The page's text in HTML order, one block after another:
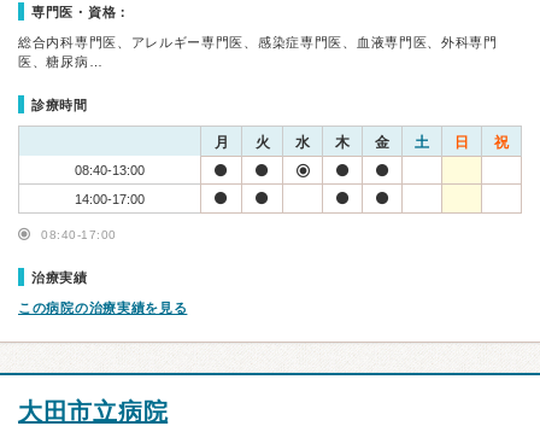
専門医・資格：
総合内科専門医、アレルギー専門医、感染症専門医、血液専門医、外科専門
医、糖尿病…
診療時間
月 火 水 木 金 土 日 祝
08:40-13:00
14:00-17:00
08:40-17:00
治療実績
この病院の治療実績を見る
大田市立病院